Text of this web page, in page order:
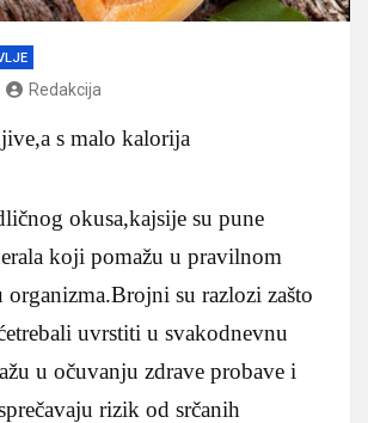
Redakcija
s malo kalorija
okusa,kajsije su pune
koji pomažu u pravilnom
su razlozi zašto
uvrstiti u svakodnevnu
u očuvanju zdrave probave i
rizik od srčanih